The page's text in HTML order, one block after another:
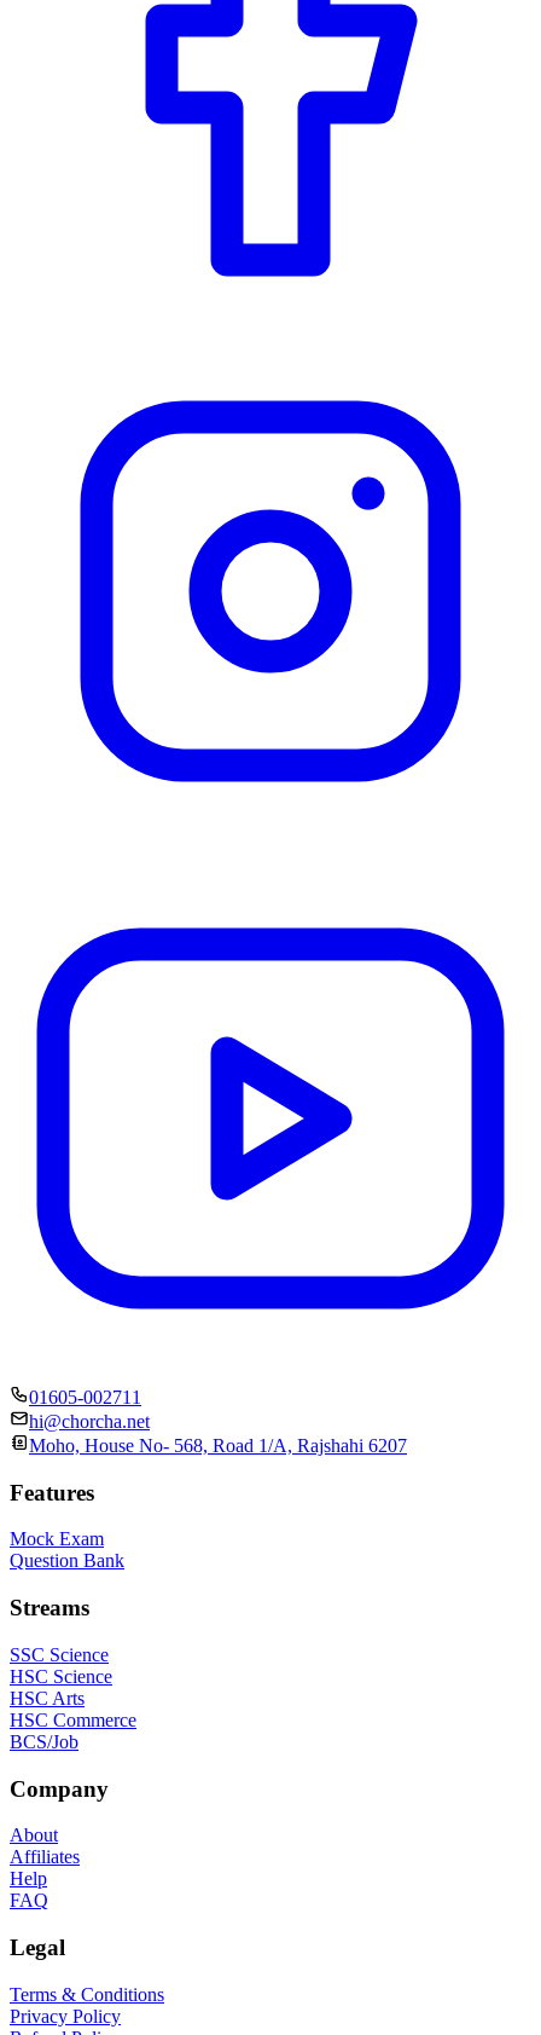
01605-002711
hi@chorcha.net
Moho, House No- 568, Road 1/A, Rajshahi 6207
Features
Mock Exam
Question Bank
Streams
SSC Science
HSC Science
HSC Arts
HSC Commerce
BCS/Job
Company
About
Affiliates
Help
FAQ
Legal
Terms & Conditions
Privacy Policy